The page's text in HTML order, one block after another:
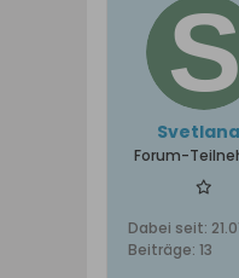
Forum-
Dabei seit:
Beiträge: 13